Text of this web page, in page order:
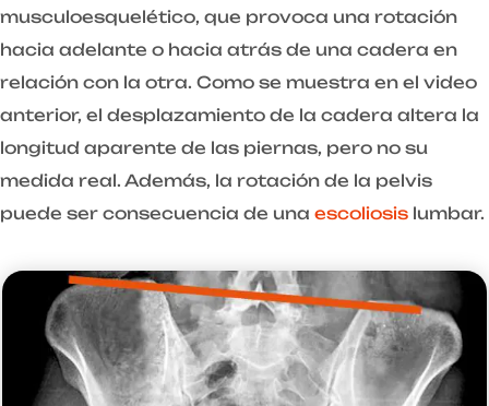
musculoesquelético, que provoca una rotación
hacia adelante o hacia atrás de una cadera en
relación con la otra. Como se muestra en el video
anterior, el desplazamiento de la cadera altera la
longitud aparente de las piernas, pero no su
medida real. Además, la rotación de la pelvis
puede ser consecuencia de una escoliosis lumbar.